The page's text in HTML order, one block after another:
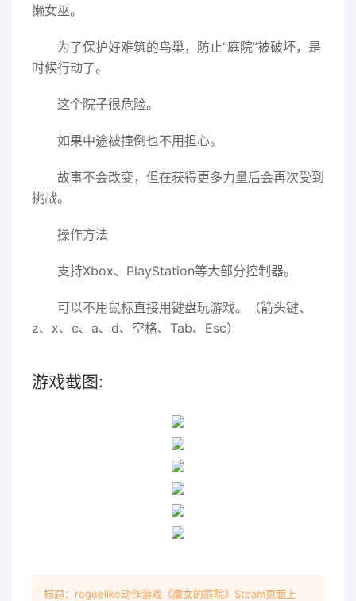
懒女巫。
为了保护好难筑的鸟巢，防止“庭院”被破坏，是
时候行动了。
这个院子很危险。
如果中途被撞倒也不用担心。
故事不会改变，但在获得更多力量后会再次受到
挑战。
操作方法
支持Xbox、PlayStation等大部分控制器。
可以不用鼠标直接用键盘玩游戏。（箭头键、
z、x、c、a、d、空格、Tab、Esc）
游戏截图:
标题：roguelike动作游戏《魔女的庭院》Steam页面上